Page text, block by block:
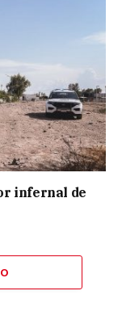
infernal de